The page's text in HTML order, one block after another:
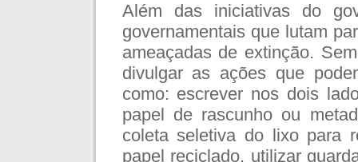
Além das iniciativas do
governamentais que lutam
ameaçadas de extinção.
divulgar as ações que
como: escrever nos dois
papel de rascunho ou
coleta seletiva do lixo para
papel reciclado, utilizar